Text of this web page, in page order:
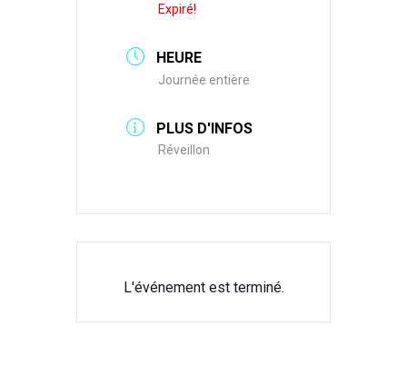
Expiré!
HEURE
Journée entière
PLUS D'INFOS
Réveillon
L'événement est terminé.